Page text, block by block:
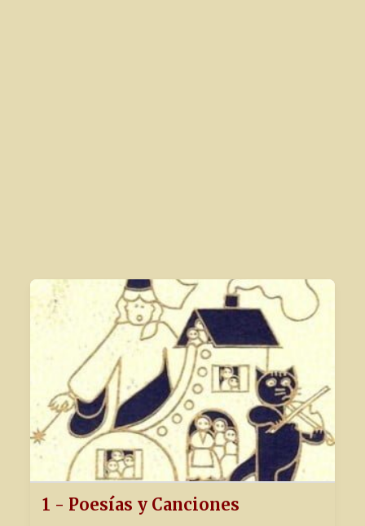
1 - Poesías y Canciones